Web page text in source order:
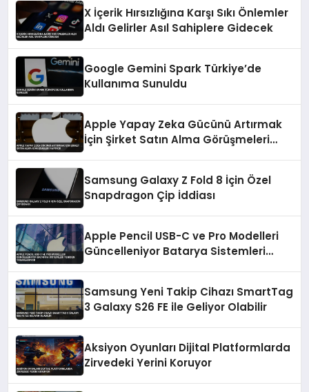
X İçerik Hırsızlığına Karşı Sıkı Önlemler
Aldı Gelirler Asıl Sahiplere Gidecek
Google Gemini Spark Türkiye’de
Kullanıma Sunuldu
Apple Yapay Zeka Gücünü Artırmak
İçin Şirket Satın Alma Görüşmeleri
Samsung Galaxy Z Fold 8 İçin Özel
Snapdragon Çip İddiası
Apple Pencil USB-C ve Pro Modelleri
Güncelleniyor Batarya Sistemleri
Samsung Yeni Takip Cihazı SmartTag
3 Galaxy S26 FE ile Geliyor Olabilir
Aksiyon Oyunları Dijital Platformlarda
Zirvedeki Yerini Koruyor